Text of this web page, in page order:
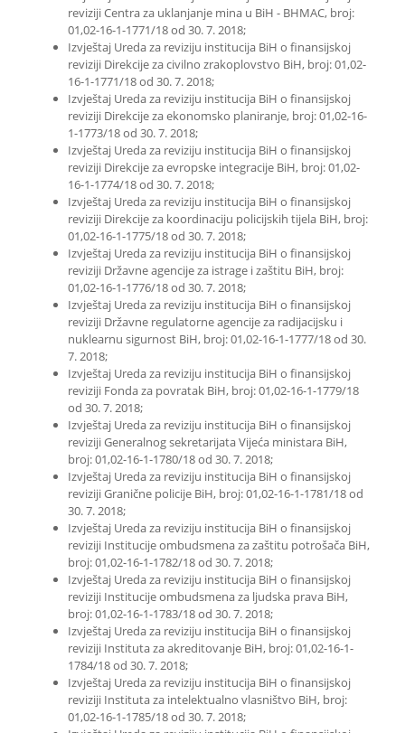
reviziji Centra za uklanjanje mina u BiH - BHMAC, broj:
01,02-16-1-1771/18 od 30. 7. 2018;
Izvještaj Ureda za reviziju institucija BiH o finansijskoj
reviziji Direkcije za civilno zrakoplovstvo BiH, broj: 01,02-
16-1-1771/18 od 30. 7. 2018;
Izvještaj Ureda za reviziju institucija BiH o finansijskoj
reviziji Direkcije za ekonomsko planiranje, broj: 01,02-16-
1-1773/18 od 30. 7. 2018;
Izvještaj Ureda za reviziju institucija BiH o finansijskoj
reviziji Direkcije za evropske integracije BiH, broj: 01,02-
16-1-1774/18 od 30. 7. 2018;
Izvještaj Ureda za reviziju institucija BiH o finansijskoj
reviziji Direkcije za koordinaciju policijskih tijela BiH, broj:
01,02-16-1-1775/18 od 30. 7. 2018;
Izvještaj Ureda za reviziju institucija BiH o finansijskoj
reviziji Državne agencije za istrage i zaštitu BiH, broj:
01,02-16-1-1776/18 od 30. 7. 2018;
Izvještaj Ureda za reviziju institucija BiH o finansijskoj
reviziji Državne regulatorne agencije za radijacijsku i
nuklearnu sigurnost BiH, broj: 01,02-16-1-1777/18 od 30.
7. 2018;
Izvještaj Ureda za reviziju institucija BiH o finansijskoj
reviziji Fonda za povratak BiH, broj: 01,02-16-1-1779/18
od 30. 7. 2018;
Izvještaj Ureda za reviziju institucija BiH o finansijskoj
reviziji Generalnog sekretarijata Vijeća ministara BiH,
broj: 01,02-16-1-1780/18 od 30. 7. 2018;
Izvještaj Ureda za reviziju institucija BiH o finansijskoj
reviziji Granične policije BiH, broj: 01,02-16-1-1781/18 od
30. 7. 2018;
Izvještaj Ureda za reviziju institucija BiH o finansijskoj
reviziji Institucije ombudsmena za zaštitu potrošača BiH,
broj: 01,02-16-1-1782/18 od 30. 7. 2018;
Izvještaj Ureda za reviziju institucija BiH o finansijskoj
reviziji Institucije ombudsmena za ljudska prava BiH,
broj: 01,02-16-1-1783/18 od 30. 7. 2018;
Izvještaj Ureda za reviziju institucija BiH o finansijskoj
reviziji Instituta za akreditovanje BiH, broj: 01,02-16-1-
1784/18 od 30. 7. 2018;
Izvještaj Ureda za reviziju institucija BiH o finansijskoj
reviziji Instituta za intelektualno vlasništvo BiH, broj:
01,02-16-1-1785/18 od 30. 7. 2018;